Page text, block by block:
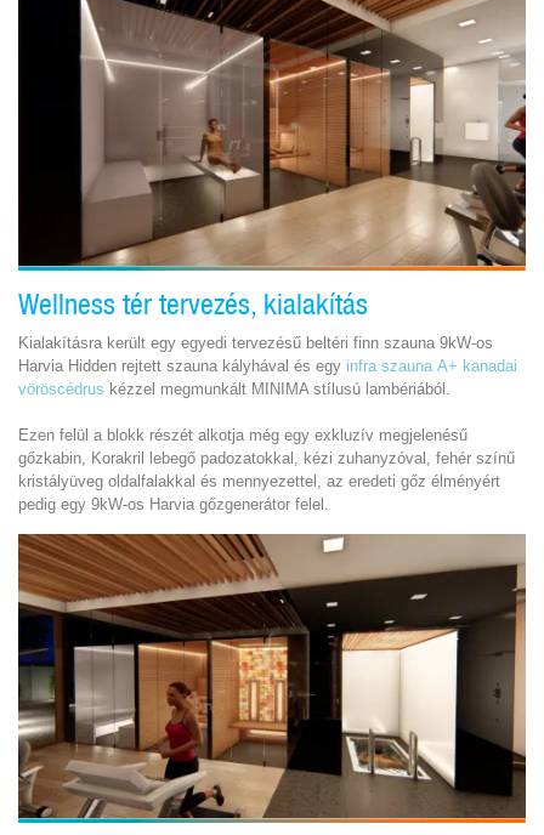
Wellness tér tervezés, kialakítás
Kialakításra került egy egyedi tervezésű beltéri finn szauna 9kW-os
Harvia Hidden rejtett szauna kályhával és egy infra szauna A+ kanadai
vöröscédrus kézzel megmunkált MINIMA stílusú lambériából.
Ezen felül a blokk részét alkotja még egy exkluzív megjelenésű
gőzkabin, Korakril lebegő padozatokkal, kézi zuhanyzóval, fehér színű
kristályüveg oldalfalakkal és mennyezettel, az eredeti gőz élményért
pedig egy 9kW-os Harvia gőzgenerátor felel.